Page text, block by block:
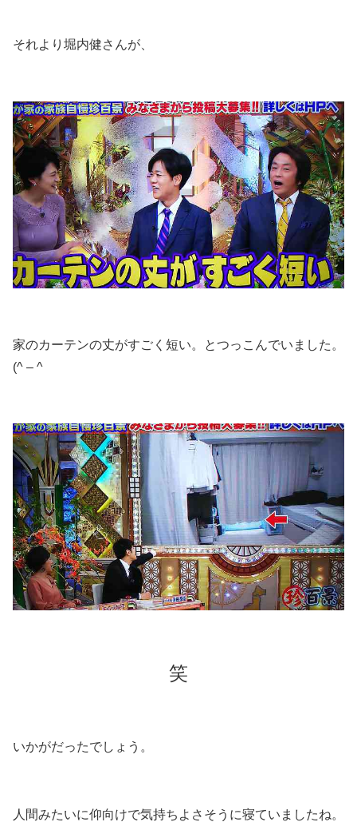
それより堀内健さんが、
家のカーテンの丈がすごく短い。とつっこんでいました。
(^ – ^
笑
いかがだったでしょう。
人間みたいに仰向けで気持ちよさそうに寝ていましたね。